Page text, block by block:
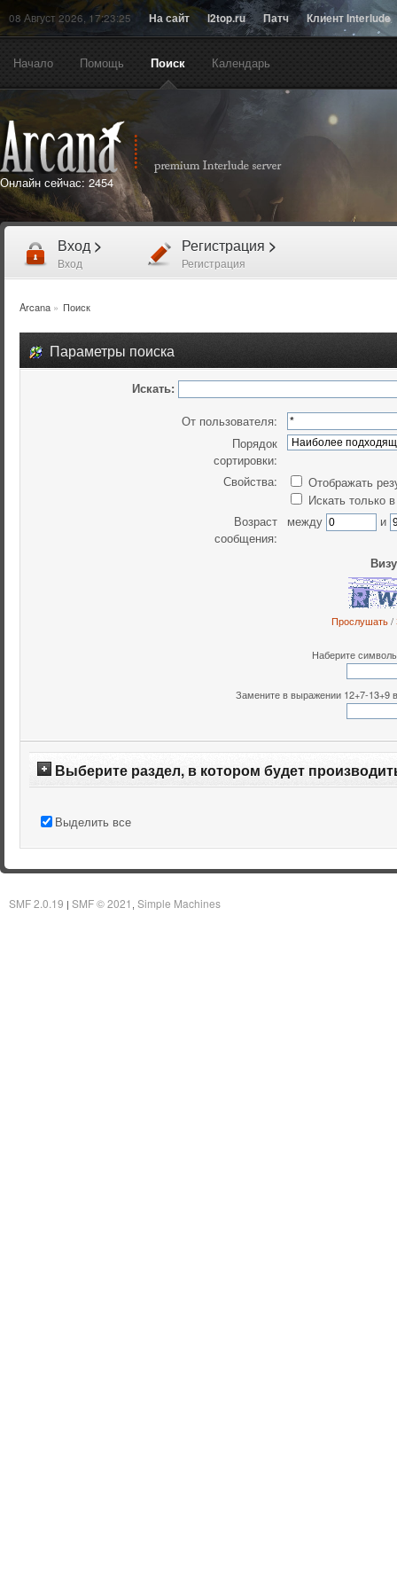
08 Август 2026, 17:23:25 На сайт l2top.ru Патч Клиент Interlude
Начало Помощь Поиск Календарь
Онлайн сейчас: 2454
Вход >
Вход
Регистрация >
Регистрация
Arcana» Поиск
Параметры поиска
Искать:
От пользователя:
Порядок
сортировки:
Свойства:
Отображать
Искать только
Возраст
сообщения:
между и
Прослушать/
Наберите
Замените в выражении 12+7-13+9
Выберите раздел, в котором будет
Выделить все
SMF 2.0.19 | SMF © 2021 Simple Machines